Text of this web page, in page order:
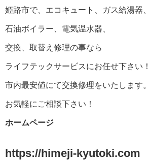
姫路市で、エコキュート、ガス給湯器、
石油ボイラー、電気温水器、
交換、取替え修理の事なら
ライフテックサービスにお任せ下さい！
市内最安値にて交換修理をいたします。
お気軽にご相談下さい！
ホームページ
https://himeji-kyutoki.com